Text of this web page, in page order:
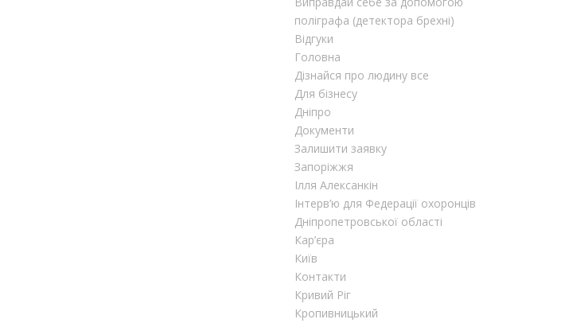
поліграфа (детектора брехні)
Відгуки
Головна
Дізнайся про людину все
Для бізнесу
Дніпро
Документи
Залишити заявку
Запоріжжя
Ілля Алексанкін
Інтерв’ю для Федерації охоронців
Дніпропетровської області
Кар’єра
Київ
Контакти
Кривий Ріг
Кропивницький